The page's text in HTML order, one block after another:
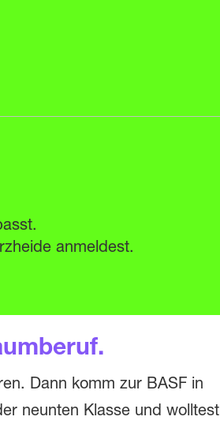
anmeldest.
Dann komm zur BASF in
neunten Klasse und wolltest